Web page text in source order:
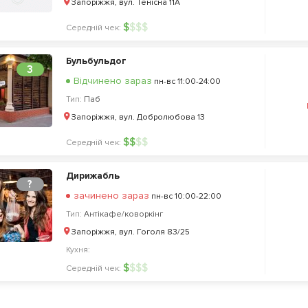
Запоріжжя, вул. Тенісна 11А
Середній чек: $$$$
3
Бульбульдог
Відчинено зараз пн-вс 11:00-24:00
Тип: Паб
Запоріжжя, вул. Добролюбова 13
Середній чек: $$$$
?
Дирижабль
зачинено зараз пн-вс 10:00-22:00
Тип: Антікафе/коворкінг
Запоріжжя, вул. Гоголя 83/25
Кухня:
Середній чек: $$$$